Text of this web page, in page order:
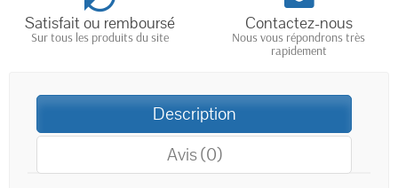
Satisfait ou remboursé
Sur tous les produits du site
Contactez-nous
Nous vous répondrons très
rapidement
Description
Avis (0)